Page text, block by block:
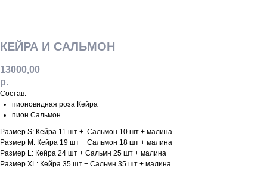
КЕЙРА И САЛЬМОН
13000,00
р.
Состав:
пионовидная роза Кейра
пион Сальмон
Размер S: Кейра 11 шт + Сальмон 10 шт + малина
Размер М: Кейра 19 шт + Сальмон 18 шт + малина
Размер L: Кейра 24 шт + Сальмн 25 шт + малина
Размер XL: Кейра 35 шт + Сальмн 35 шт + малина